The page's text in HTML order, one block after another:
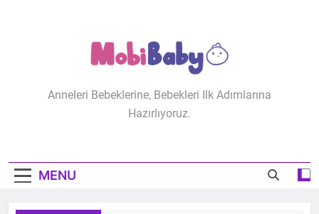
MobiBaby
Anneleri Bebeklerine, Bebekleri Ilk Adımlarına
Hazırlıyoruz.
MENU